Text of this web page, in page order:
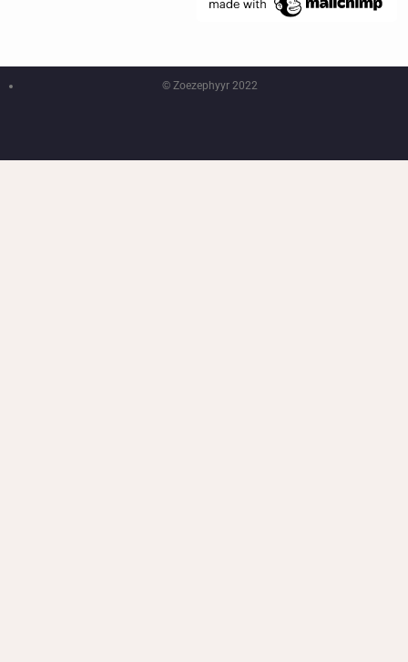
© Zoezephyyr 2022